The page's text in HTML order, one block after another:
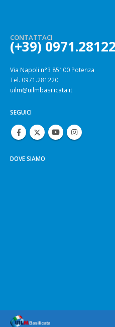
(+39) 0971.281220
Tel. 0971.281220
uilm@uilmbasilicata.it